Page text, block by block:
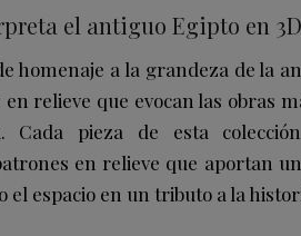
el antiguo Egipto en 3D
homenaje a la grandeza de la
relieve que evocan las obras
Cada pieza de esta
en relieve que aportan
espacio en un tributo a la